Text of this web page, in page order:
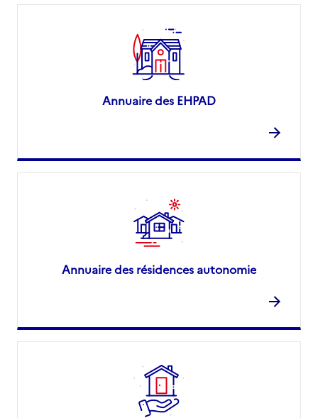
Annuaire des EHPAD
Annuaire des résidences autonomie